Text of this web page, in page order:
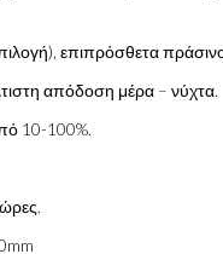
επιπρόσθετα
απόδοση μέρα – νύχτα.
10-100%.